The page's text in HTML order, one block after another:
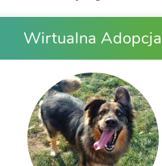
Wirtualna Adopcja